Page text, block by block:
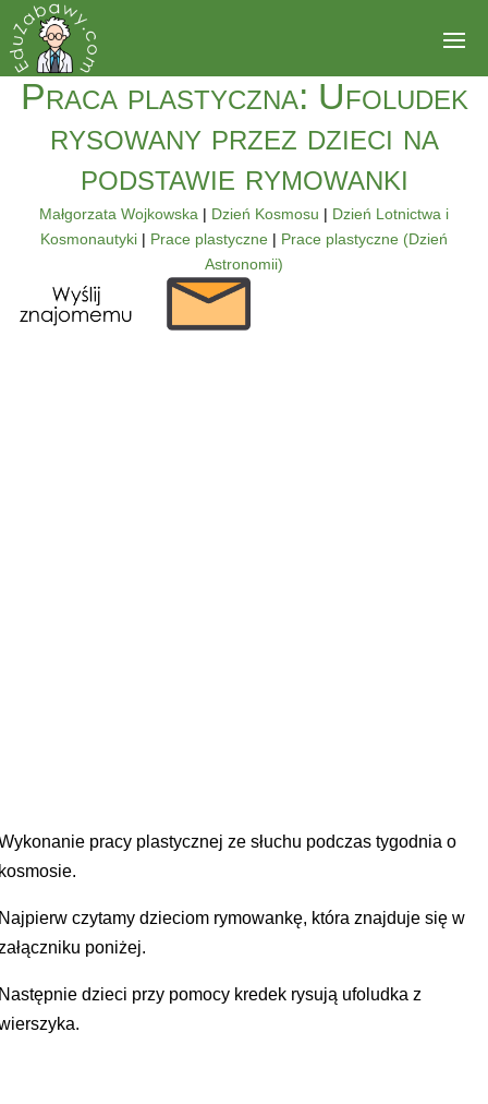
Praca plastyczna: Ufoludek
rysowany przez dzieci na
podstawie rymowanki
Małgorzata Wojkowska | Dzień Kosmosu | Dzień Lotnictwa i
Kosmonautyki | Prace plastyczne | Prace plastyczne (Dzień
Astronomii)
pracy plastycznej ze słuchu podczas tygodnia o
czytamy dzieciom rymowankę, która znajduje się w
poniżej.
dzieci przy pomocy kredek rysują ufoludka z